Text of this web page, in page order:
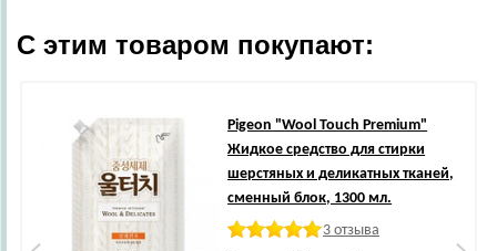
С этим товаром покупают:
Pigeon "Wool Touch Premium"
Жидкое средство для стирки
шерстяных и деликатных тканей,
сменный блок, 1300 мл.
3 отзыва